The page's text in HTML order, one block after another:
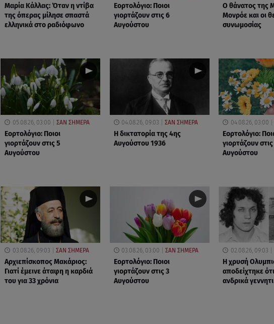
Μαρία Κάλλας: Όταν η ντίβα
της όπερας μίλησε σπαστά
ελληνικά στο ραδιόφωνο
Εορτολόγιο: Ποιοι
γιορτάζουν στις 6
Αυγούστου
O θάνατος της
Μονρόε και οι
συνωμοσίας
05.08.26, 03:00 ΣΑΝ ΣΗΜΕΡΑ
Εορτολόγιο: Ποιοι
γιορτάζουν στις 5
Αυγούστου
04.08.26, 09:03 ΣΑΝ ΣΗΜΕΡΑ
Η δικτατορία της 4ης
Αυγούστου 1936
04.08.26, 03:00
Εορτολόγιο:
γιορτάζουν
Αυγούστου
03.08.26, 09:03 ΣΑΝ ΣΗΜΕΡΑ
Αρχιεπίσκοπος Μακάριος:
Γιατί έμεινε άταφη η καρδιά
του για 33 χρόνια
03.08.26, 03:00 ΣΑΝ ΣΗΜΕΡΑ
Εορτολόγιο: Ποιοι
γιορτάζουν στις 3
Αυγούστου
02.08.26, 09:03
Η χρυσή
αποδείχτηκε
ανδρικά